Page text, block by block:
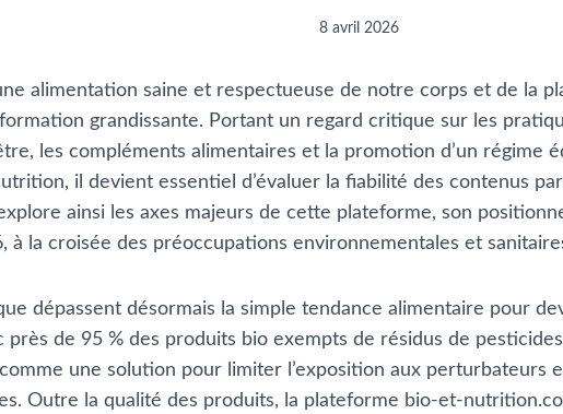
8 avril 2026
alimentation saine et respectueuse de notre corps et de la
grandissante. Portant un regard critique sur les
les compléments alimentaires et la promotion d’un régime
il devient essentiel d’évaluer la fiabilité des contenus
ainsi les axes majeurs de cette plateforme, son
à la croisée des préoccupations environnementales et
dépassent désormais la simple tendance alimentaire pour
près de 95 % des produits bio exempts de résidus de
une solution pour limiter l’exposition aux perturbateurs
Outre la qualité des produits, la plateforme bio-et-